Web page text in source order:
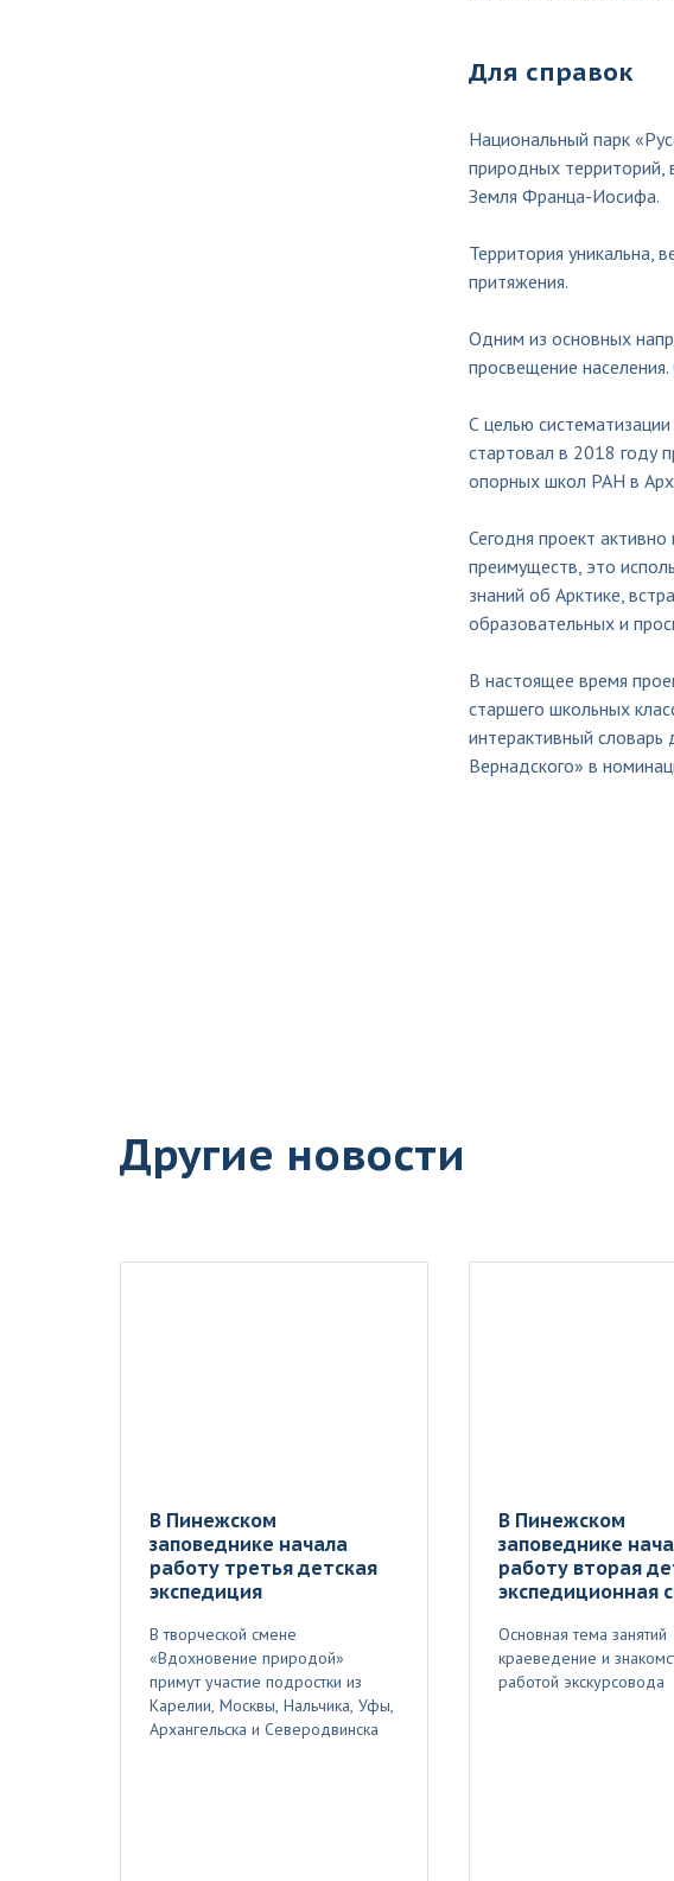
Для справок
Национальный парк
природных территорий,
Земля Франца-Иосифа.
Территория уникальна,
притяжения.
Одним из основных
просвещение
С целью
стартовал в 2018 году
опорных школ РАН в
Сегодня проект
преимуществ, это
знаний об Арктике,
образовательных и
В настоящее время
старшего школьных
интерактивный
Вернадского» в
Другие новости
В Пинежском
заповеднике начала
работу третья детская
экспедиция
В творческой смене
«Вдохновение природой»
примут участие подростки из
Карелии, Москвы, Нальчика, Уфы,
Архангельска и Северодвинска
В Пинежском
заповеднике
работу вторая
экспедиционная
Основная тема занятий
краеведение и
работой экскурсовода